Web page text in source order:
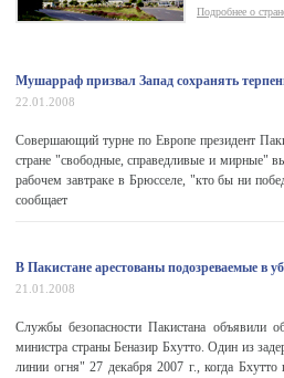
Подробнее о
Мушарраф призвал Запад сохранять
22.01.2008
Совершающий турне по Европе президент
стране "свободные, справедливые и
рабочем завтраке в Брюсселе, "кто бы ни
сообщает
В Пакистане арестованы подозреваемые в
21.01.2008
Службы безопасности Пакистана объявили
министра страны Беназир Бхутто. Один из
линии огня" 27 декабря 2007 г., когда